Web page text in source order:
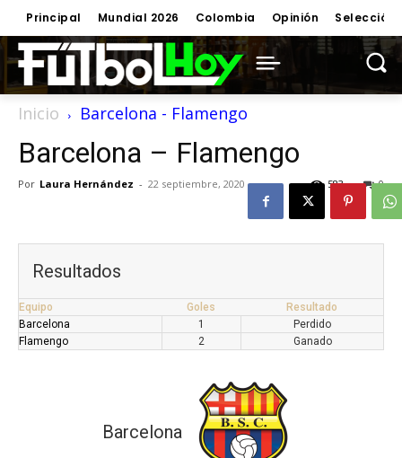
Principal Mundial 2026 Colombia Opinión Selección
Inicio Barcelona - Flamengo
Barcelona – Flamengo
Por Laura Hernández - 22 septiembre, 2020 0
583
Resultados
Equipo Goles
Resultado
Barcelona
1
Perdido
Flamengo
2 Ganado
Barcelona